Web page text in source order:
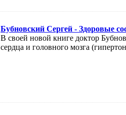
Бубновский Сергей - Здоровые
В своей новой книге доктор
сердца и головного мозга